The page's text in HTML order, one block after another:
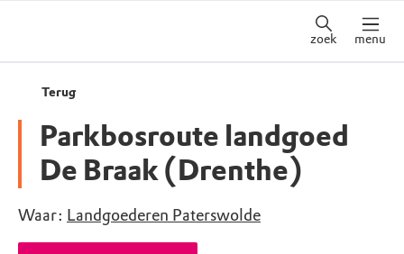
zoek menu
Terug
Parkbosroute landgoed
De Braak (Drenthe)
Waar: Landgoederen Paterswolde